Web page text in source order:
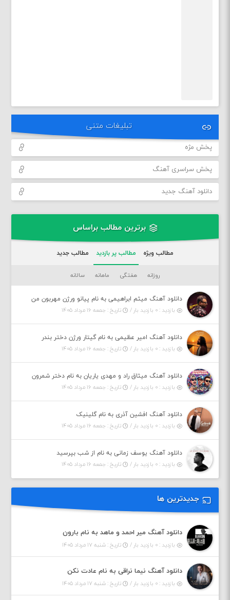
تبلیغات متنی
پخش مژه
پخش سراسری آهنگ
دانلود آهنگ جدید
برترین مطالب براساس
مطالب ویژه مطالب پر بازدید مطالب جدید
روزانه هفتگی ماهانه سالانه
دانلود آهنگ میثم ابراهیمی به نام پیانو ورژن مهربون من
بازدید : ۰ بازدید بار /
تاریخ : جمعه ۱۶ مرداد ۱۴۰۵
دانلود آهنگ امیر عظیمی به نام گیتار ورژن دختر بندر
بازدید : ۰ بازدید بار /
تاریخ : جمعه ۱۶ مرداد ۱۴۰۵
دانلود آهنگ میثاق راد و مهدی یاریان به نام دختر شمرون
بازدید : ۰ بازدید بار /
تاریخ : جمعه ۱۶ مرداد ۱۴۰۵
دانلود آهنگ افشین آذری به نام گلینیک
بازدید : ۰ بازدید بار /
تاریخ : جمعه ۱۶ مرداد ۱۴۰۵
دانلود آهنگ یوسف زمانی به نام از شب بپرسید
بازدید : ۰ بازدید بار /
تاریخ : جمعه ۱۶ مرداد ۱۴۰۵
جدیدترین ها
دانلود آهنگ میر احمد و ماهد به نام بارون
بازدید : ۰ بازدید بار / تاریخ : شنبه ۱۷ مرداد ۱۴۰۵
دانلود آهنگ نیما نراقی به نام عادت نکن
بازدید : ۰ بازدید بار / تاریخ : شنبه ۱۷ مرداد ۱۴۰۵